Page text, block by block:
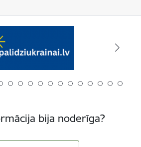
bija noderīga?